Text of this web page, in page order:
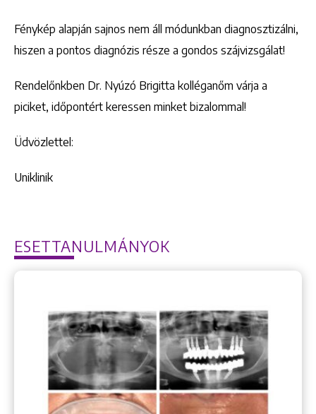
Fénykép alapján sajnos nem áll módunkban diagnosztizálni,
hiszen a pontos diagnózis része a gondos szájvizsgálat!
Rendelőnkben Dr. Nyúzó Brigitta kolléganőm várja a
piciket, időpontért keressen minket bizalommal!
Üdvözlettel:
Uniklinik
ESETTANULMÁNYOK